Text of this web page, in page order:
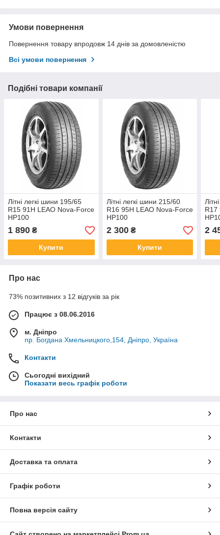
Умови повернення
Повернення товару впродовж 14 днів за домовленістю
Всі умови повернення
Подібні товари компанії
Літні легкі шини 195/65
R15 91H LEAO Nova-Force
HP100
1 890 ₴
Купити
Літні легкі шини 215/60
R16 95H LEAO Nova-Force
HP100
2 300₴
Купити
R17
2
Про нас
73% позитивних з 12 відгуків за рік
Працює з 08.06.2016
м. Дніпро
пр. Богдана Хмельницкого,154, Дніпро, Україна
Контакти
Сьогодні вихідний
Показати весь графік роботи
Про нас
Контакти
Доставка та оплата
Графік роботи
Повна версія сайту